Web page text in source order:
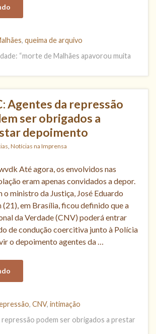
, queima de arquivo
“morte de Malhães apavorou muita
Agentes da repressão
ser obrigados a
depoimento
Notícias na Imprensa
Até agora, os envolvidos nas
eram apenas convidados a depor.
o ministro da Justiça, José Eduardo
em Brasília, ficou definido que a
da Verdade (CNV) poderá entrar
de condução coercitiva junto à Polícia
o depoimento agentes da …
, CNV, intimação
repressão podem ser obrigados a prestar